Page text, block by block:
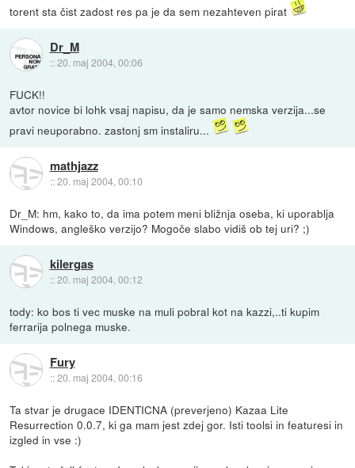
torent sta čist zadost res pa je da sem nezahteven pirat
Dr_M
::20. maj 2004, 00:06
FUCK!!
avtor novice bi lohk vsaj napisu, da je samo nemska verzija...se
pravi neuporabno. zastonj sm instaliru...
mathjazz
::20. maj 2004, 00:10
Dr_M: hm, kako to, da ima potem meni bližnja oseba, ki uporablja
Windows, angleško verzijo? Mogoče slabo vidiš ob tej uri? ;)
kilergas
::20. maj 2004, 00:12
tody: ko bos ti vec muske na muli pobral kot na kazzi,..ti kupim
ferrarija polnega muske.
Fury
::20. maj 2004, 00:16
Ta stvar je drugace IDENTICNA (preverjeno) Kazaa Lite
Resurrection 0.0.7, ki ga mam jest zdej gor. Isti toolsi in featuresi in
izgled in vse :)